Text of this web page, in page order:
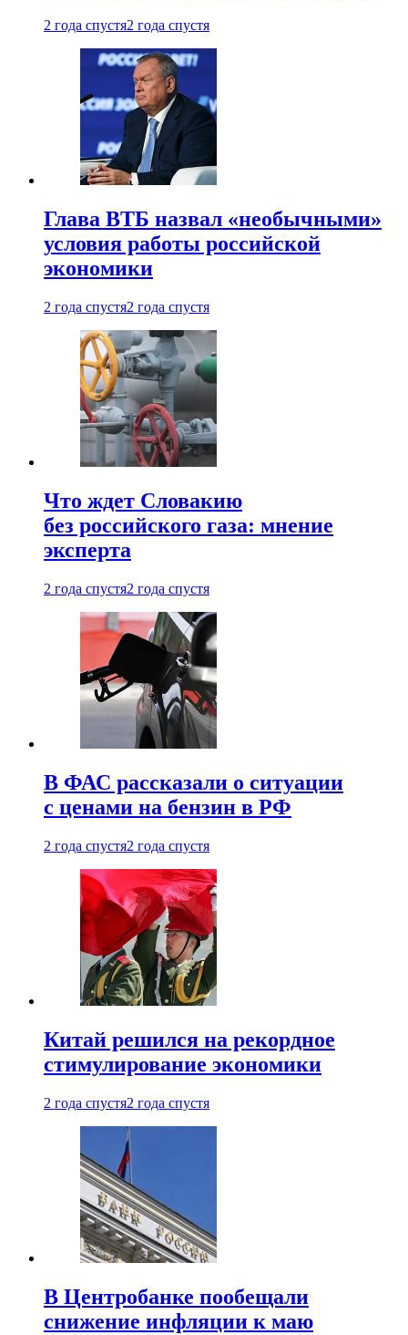
2 года спустя2 года спустя
Глава ВТБ назвал «необычными»
условия работы российской
экономики
2 года спустя2 года спустя
Что ждет Словакию
без российского газа: мнение
эксперта
2 года спустя2 года спустя
В ФАС рассказали о ситуации
с ценами на бензин в РФ
2 года спустя2 года спустя
Китай решился на рекордное
стимулирование экономики
2 года спустя2 года спустя
В Центробанке пообещали
снижение инфляции к маю